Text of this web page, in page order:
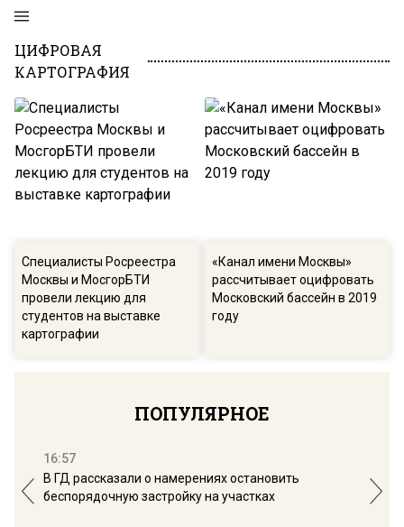
ЦИФРОВАЯ
КАРТОГРАФИЯ
Специалисты Росреестра
Москвы и МосгорБТИ
провели лекцию для
студентов на выставке
картографии
«Канал имени Москвы»
рассчитывает оцифровать
Московский бассейн в 2019
году
ПОПУЛЯРНОЕ
16:57
В ГД рассказали о намерениях остановить
беспорядочную застройку на участках